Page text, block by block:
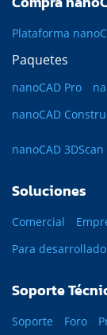
Plataforma
Paquetes
nanoCAD Pro
nanoCAD
nanoCAD 3DScan
Soluciones
Comercial
Para
Soporte
Soporte Foro